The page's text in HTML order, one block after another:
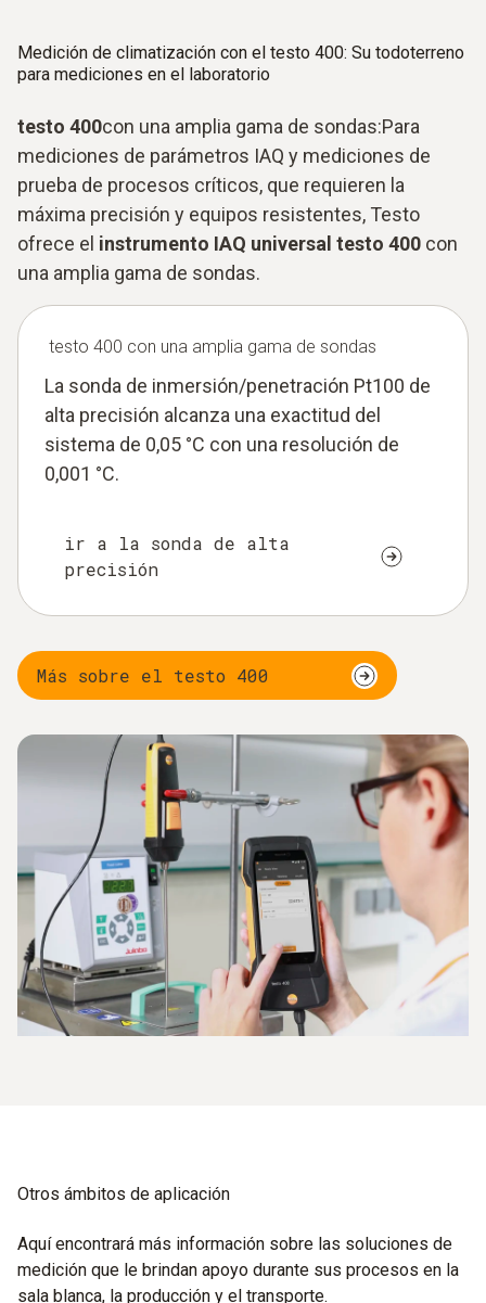
Medición de climatización con el testo 400: Su todoterreno
para mediciones en el laboratorio
testo 400con una amplia gama de sondas:Para
mediciones de parámetros IAQ y mediciones de
prueba de procesos críticos, que requieren la
máxima precisión y equipos resistentes, Testo
ofrece el instrumento IAQ universal testo 400 con
una amplia gama de sondas.
testo 400 con una amplia gama de sondas
La sonda de inmersión/penetración Pt100 de
alta precisión alcanza una exactitud del
sistema de 0,05 °C con una resolución de
0,001 °C.
ir a la sonda de alta
precisión
Más sobre el testo 400
Otros ámbitos de aplicación
Aquí encontrará más información sobre las soluciones de
medición que le brindan apoyo durante sus procesos en la
sala blanca, la producción y el transporte.